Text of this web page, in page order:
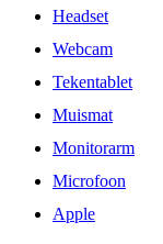
Headset
Webcam
Tekentablet
Muismat
Monitorarm
Microfoon
Apple